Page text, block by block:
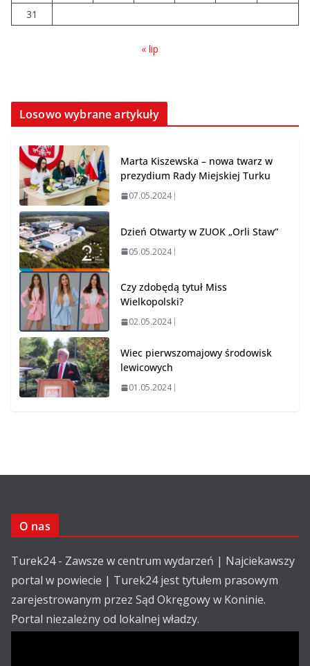
31
« lip
Losowo wybrane artykuły
Marta Kiszewska – nowa twarz w
prezydium Rady Miejskiej Turku
07.05.2024
Dzień Otwarty w ZUOK „Orli Staw”
05.05.2024
Czy zdobędą tytuł Miss
Wielkopolski?
02.05.2024
Wiec pierwszomajowy środowisk
lewicowych
01.05.2024
O nas
Turek24 - Zawsze w centrum wydarzeń | Najciekawszy
portal w powiecie | Turek24 jest tytułem prasowym
zarejestrowanym przez Sąd Okręgowy w Koninie.
Portal niezależny od lokalnej władzy.